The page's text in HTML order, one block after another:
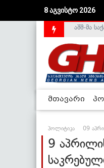
8 აგვისტო 2026
მთავარი
პოლიტიკა 09
9